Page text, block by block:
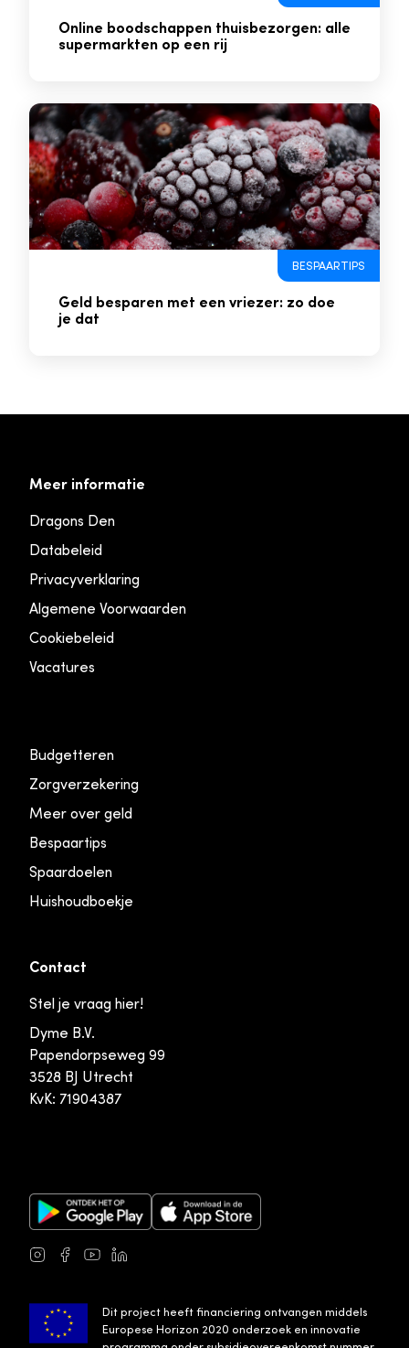
Online boodschappen thuisbezorgen: alle
supermarkten op een rij
BESPAARTIPS
Geld besparen met een vriezer: zo doe
je dat
Meer informatie
Dragons Den
Databeleid
Privacyverklaring
Algemene Voorwaarden
Cookiebeleid
Vacatures
Budgetteren
Zorgverzekering
Meer over geld
Bespaartips
Spaardoelen
Huishoudboekje
Contact
Stel je vraag hier!
Dyme B.V.
Papendorpseweg 99
3528 BJ Utrecht
KvK: 71904387
Google Play Store Apple App Store
Instagram
Facebook
YoutubeLinkedIn
Dit project heeft financiering ontvangen middels
Europese Horizon 2020 onderzoek en innovatie